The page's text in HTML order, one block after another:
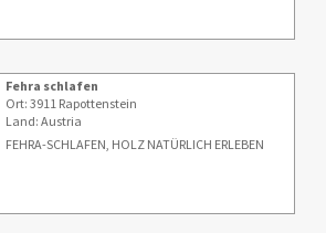
Fehra schlafen
Ort: 3911 Rapottenstein
Land: Austria
FEHRA-SCHLAFEN, HOLZ NATÜRLICH ERLEBEN